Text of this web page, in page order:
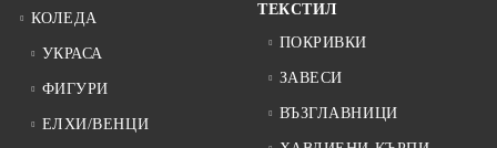
КОЛЕДА
УКРАСА
ФИГУРИ
ЕЛХИ/ВЕНЦИ
ТЕКСТИЛ
ПОКРИВКИ
ЗАВЕСИ
ВЪЗГЛАВНИЦИ